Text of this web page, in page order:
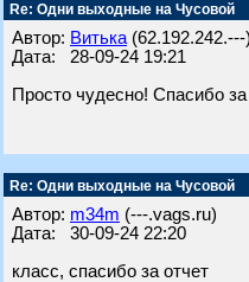
Re: Одни выходные на Чусовой
Автор: Витька (62.192.242.---)
Дата: 28-09-24 19:21
Просто чудесно! Спасибо за
Re: Одни выходные на Чусовой
Автор: m34m (---.vags.ru)
Дата: 30-09-24 22:20
класс, спасибо за отчет